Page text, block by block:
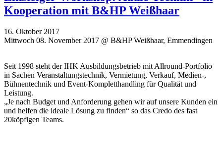
Kooperation mit B&HP Weißhaar
16. Oktober 2017
Mittwoch 08. November 2017 @ B&HP Weißhaar, Emmendingen
Seit 1998 steht der IHK Ausbildungsbetrieb mit Allround-Portfolio
in Sachen Veranstaltungstechnik, Vermietung, Verkauf, Medien-,
Bühnentechnik und Event-Kompletthandling für Qualität und
Leistung.
„Je nach Budget und Anforderung gehen wir auf unsere Kunden ein
und helfen die ideale Lösung zu finden“ so das Credo des fast
20köpfigen Teams.